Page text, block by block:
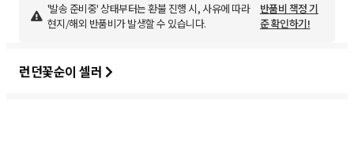
'발송 준비중' 상태부터는 환불 진행 시, 사유에 따라
현지/해외 반품비가 발생할 수 있습니다.
반품비 책정 기
준 확인하기!
런던꽃순이 셀러